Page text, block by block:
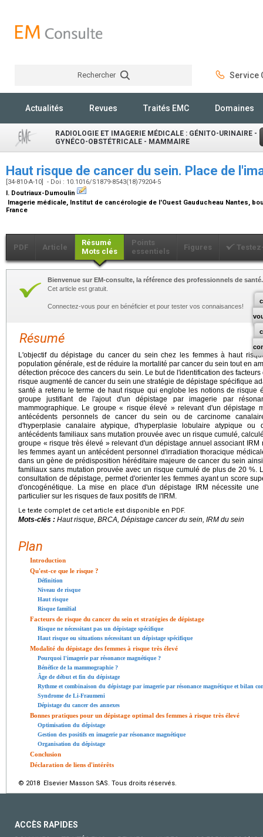
Rechercher Service
Actualités Revues Traités EMC Domaines
RADIOLOGIE ET IMAGERIE MÉDICALE : GÉNITO-URINAIRE -
GYNÉCO-OBSTÉTRICALE - MAMMAIRE
Haut risque de cancer du sein. Place de
[34-810-A-10] - Doi : 10.1016/S1879-8543(18)79204-5
I. Doutriaux-Dumoulin
Imagerie médicale, Institut de cancérologie de l'Ouest Gauducheau Nantes,
France
PDF Article
Résumé
Mots clés
Points
essentiels
Figures
Bienvenue sur EM-consulte, la référence des professionnels de santé.
Cet article est gratuit.
Connectez-vous pour en bénéficier et pour tester vos connaisances!
Résumé
L'objectif du dépistage du cancer du sein chez les femmes à haut
population générale, est de réduire la mortalité par cancer du sein tout en
détection précoce des cancers du sein. Le but de l'identification des
risque augmenté de cancer du sein une stratégie de dépistage spécifique
santé a retenu le terme de haut risque qui englobe les notions de risque
groupe justifiant de l'ajout d'un dépistage par imagerie par
mammographique. Le groupe « risque élevé » relevant d'un dépistage
antécédents personnels de cancer du sein ou de carcinome
d'hyperplasie canalaire atypique, d'hyperplasie lobulaire atypique
antécédents familiaux sans mutation prouvée avec un risque cumulé,
groupe « risque très élevé » relevant d'un dépistage annuel associant
les femmes ayant un antécédent personnel d'irradiation thoracique
dans un gène de prédisposition héréditaire majeure de cancer du sein
familiaux sans mutation prouvée avec un risque cumulé de plus de 20 %.
consultation de dépistage, permet d'orienter les femmes ayant un score
d'oncogénétique. La mise en place d'un dépistage IRM nécessite
particulier sur les risques de faux positifs de l'IRM.
Le texte complet de cet article est disponible en PDF.
Mots-clés : Haut risque, BRCA, Dépistage cancer du sein, IRM du sein
Plan
Introduction
Qu'est-ce que le risque ?
Définition
Niveau de risque
Haut risque
Risque familial
Facteurs de risque du cancer du sein et stratégies de dépistage
Risque ne nécessitant pas un dépistage spécifique
Haut risque ou situations nécessitant un dépistage spécifique
Modalité du dépistage des femmes à risque très élevé
Pourquoi l'imagerie par résonance magnétique ?
Bénéfice de la mammographie ?
Âge de début et fin du dépistage
Rythme et combinaison du dépistage par imagerie par résonance magnétique et bilan
Syndrome de Li-Fraumeni
Dépistage du cancer des annexes
Bonnes pratiques pour un dépistage optimal des femmes à risque très élevé
Optimisation du dépistage
Gestion des positifs en imagerie par résonance magnétique
Organisation du dépistage
Conclusion
Déclaration de liens d'intérêts
© 2018 Elsevier Masson SAS. Tous droits réservés.
ACCÈS RAPIDES